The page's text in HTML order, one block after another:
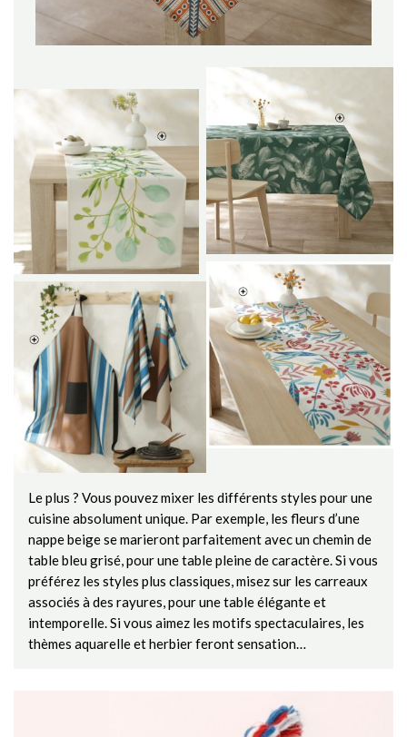
Le plus ? Vous pouvez mixer les différents styles pour une
cuisine absolument unique. Par exemple, les fleurs d’une
nappe beige se marieront parfaitement avec un chemin de
table bleu grisé, pour une table pleine de caractère. Si vous
préférez les styles plus classiques, misez sur les carreaux
associés à des rayures, pour une table élégante et
intemporelle. Si vous aimez les motifs spectaculaires, les
thèmes aquarelle et herbier feront sensation…